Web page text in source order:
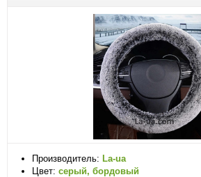
Производитель: La-ua
Цвет: серый, бордовый